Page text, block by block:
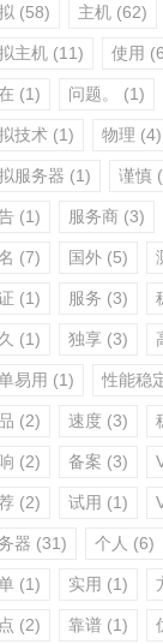
(58) 主机 (62)
主机 (11) 使用
(1) 问题。 (1)
技术 (1) 物理 (4)
服务器 (1) 谨慎
(1) 服务商 (3)
(7) 国外 (5)
(1) 服务 (3)
(1) 独享 (3)
易用 (1) 性能稳
(2) 速度 (3)
(2) 备案 (3)
(2) 试用 (1)
器 (31) 个人 (6)
(1) 实用 (1)
(2) 靠谱 (1)